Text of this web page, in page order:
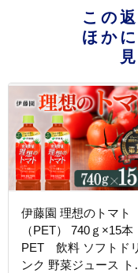
この
ほか
伊藤園 理想のトマト
（PET） 740ｇ×15本
PET 飲料 ソフトドリ
ンク 野菜ジュース ト